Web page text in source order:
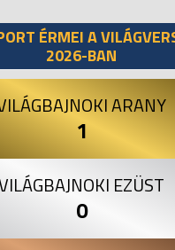
ÉRMEI A
2026-BAN
ARANY
1
EZÜST
0